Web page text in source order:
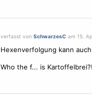
verfasst von SchwarzesC am 15.
Hexenverfolgung kann
Who the f... is